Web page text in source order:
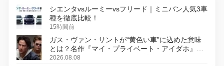
シエンタvsルーミーvsフリード｜ミニバン人気3車
種を徹底比較！
15時間前
ガス・ヴァン・サントが“黄色い車”に込めた意味
とは？名作『マイ・プライベート・アイダホ』が
初のデジタルリマスター版で復活
2026.08.08